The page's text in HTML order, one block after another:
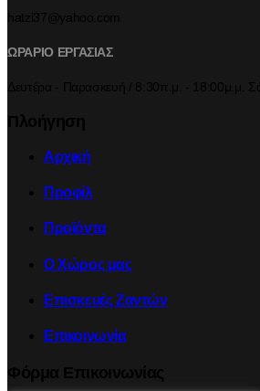
ΩΡΑΡΙΟ ΕΡΓΑΣΙΑΣ
Αρχική
Προφίλ
Προϊόντα
Ο Χώρος μας
Επισκευές Ζαντών
Επικοινωνία